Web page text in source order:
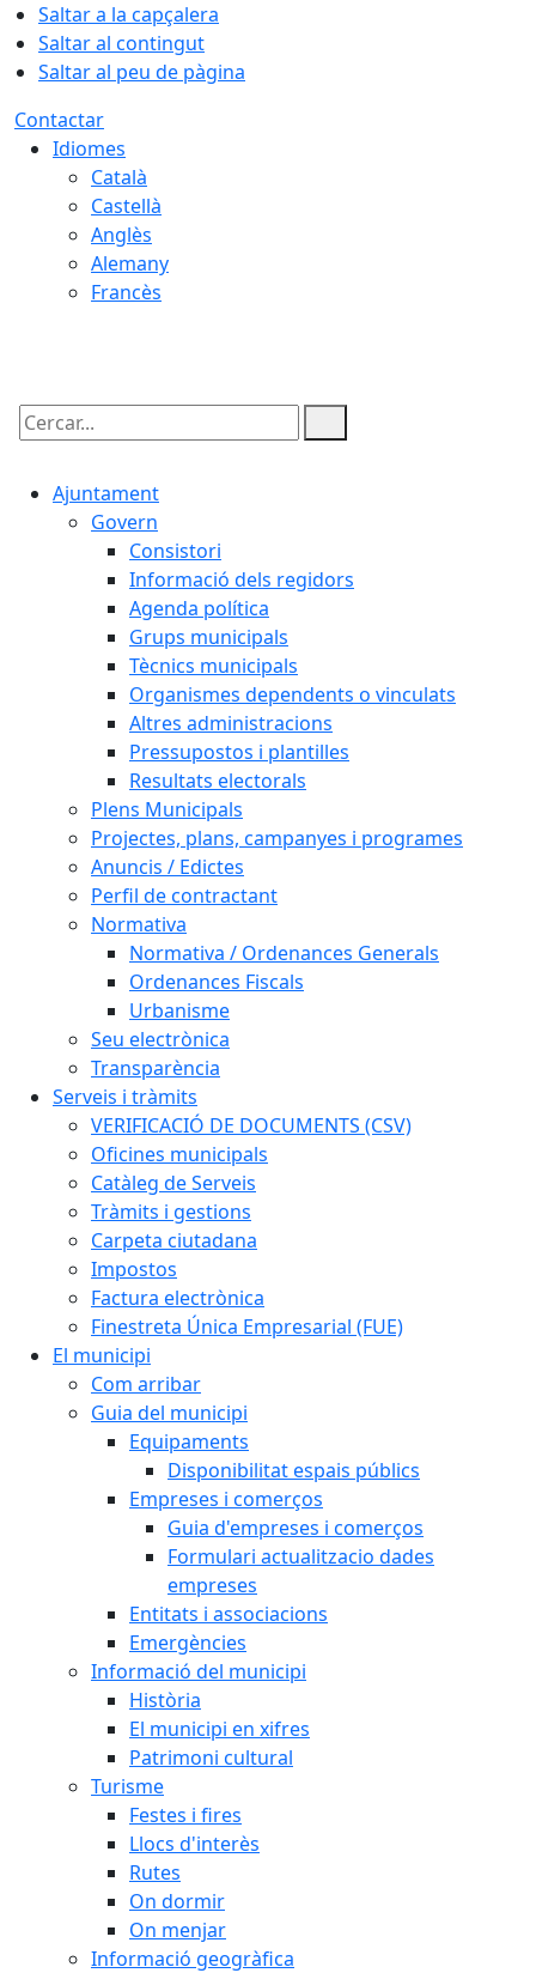
Saltar a la capçalera
Saltar al contingut
Saltar al peu de pàgina
Contactar
Idiomes
Català
Castellà
Anglès
Alemany
Francès
Cercar:
Ajuntament
Govern
Consistori
Informació dels regidors
Agenda política
Grups municipals
Tècnics municipals
Organismes dependents o vinculats
Altres administracions
Pressupostos i plantilles
Resultats electorals
Plens Municipals
Projectes, plans, campanyes i programes
Anuncis / Edictes
Perfil de contractant
Normativa
Normativa / Ordenances Generals
Ordenances Fiscals
Urbanisme
Seu electrònica
Transparència
Serveis i tràmits
VERIFICACIÓ DE DOCUMENTS (CSV)
Oficines municipals
Catàleg de Serveis
Tràmits i gestions
Carpeta ciutadana
Impostos
Factura electrònica
Finestreta Única Empresarial (FUE)
El municipi
Com arribar
Guia del municipi
Equipaments
Disponibilitat espais públics
Empreses i comerços
Guia d'empreses i comerços
Formulari actualitzacio dades
empreses
Entitats i associacions
Emergències
Informació del municipi
Història
El municipi en xifres
Patrimoni cultural
Turisme
Festes i fires
Llocs d'interès
Rutes
On dormir
On menjar
Informació geogràfica